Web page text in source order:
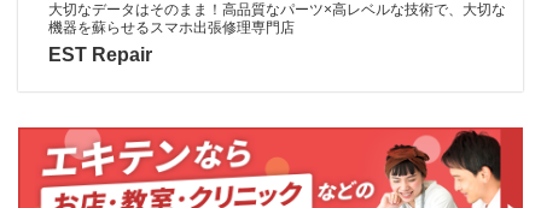
大切なデータはそのまま！高品質なパーツ×高レベルな技術で、大切な
機器を蘇らせるスマホ出張修理専門店
EST Repair